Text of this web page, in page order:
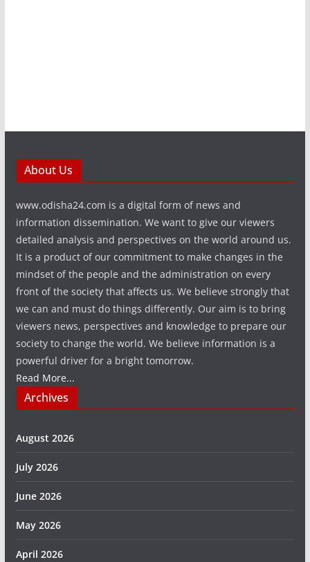
About Us
www.odisha24.com is a digital form of news and
information dissemination. We want to give our viewers
detailed analysis and perspectives on the world around us.
It is a product of our commitment to make changes in the
mindset of the people and the administration on every
front of the society that affects us. We believe strongly that
we can and must do things differently. Our aim is to bring
viewers news, perspectives and knowledge to prepare our
society to change the world. We believe information is a
powerful driver for a bright tomorrow.
Read More...
Archives
August 2026
July 2026
June 2026
May 2026
April 2026